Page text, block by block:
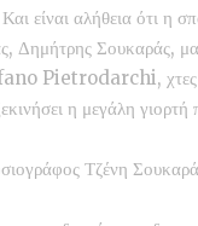
είναι αλήθεια ότι η
Δημήτρης
Pietrodarchi, χτες
η μεγάλη
Τζένη